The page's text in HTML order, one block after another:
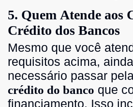
5. Quem Atende aos
Crédito dos Bancos
Mesmo que você
requisitos acima,
necessário passar
crédito do banco que
financiamento. Isso